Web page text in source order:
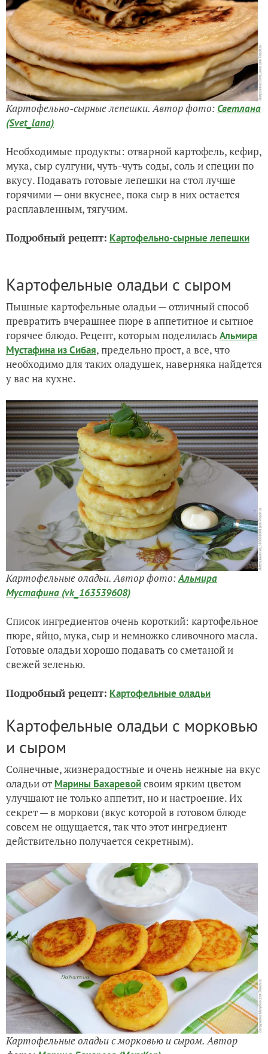
Картофельно-сырные лепешки. Автор фото: Светлана
(Svet_lana)
Необходимые продукты: отварной картофель, кефир,
мука, сыр сулгуни, чуть-чуть соды, соль и специи по
вкусу. Подавать готовые лепешки на стол лучше
горячими — они вкуснее, пока сыр в них остается
расплавленным, тягучим.
Подробный рецепт: Картофельно-сырные лепешки
Картофельные оладьи с сыром
Пышные картофельные оладьи — отличный способ
превратить вчерашнее пюре в аппетитное и сытное
горячее блюдо. Рецепт, которым поделилась Альмира
Мустафина из Сибая, предельно прост, а все, что
необходимо для таких оладушек, наверняка найдется
у вас на кухне.
Картофельные оладьи. Автор фото:Альмира
Мустафина (vk_163539608)
Список ингредиентов очень короткий: картофельное
пюре, яйцо, мука, сыр и немножко сливочного масла.
Готовые оладьи хорошо подавать со сметаной и
свежей зеленью.
Подробный рецепт: Картофельные оладьи
Картофельные оладьи с морковью
и сыром
Солнечные, жизнерадостные и очень нежные на вкус
оладьи от Марины Бахаревойсвоим ярким цветом
улучшают не только аппетит, но и настроение. Их
секрет — в моркови (вкус которой в готовом блюде
совсем не ощущается, так что этот ингредиент
действительно получается секретным).
Картофельные оладьи с морковью и сыром. Автор